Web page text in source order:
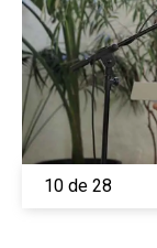
10 de 28